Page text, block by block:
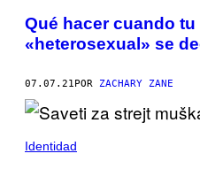
Qué hacer cuando
«heterosexual» se
07.07.21POR ZACHARY ZANE
Identidad